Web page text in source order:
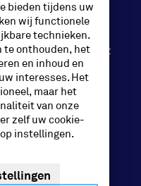
van GP Groot
bieden tijdens uw
wij functionele
technieken.
te onthouden, het
en inhoud en
interesses. Het
maar het
van onze
zelf uw cookie-
instellingen.